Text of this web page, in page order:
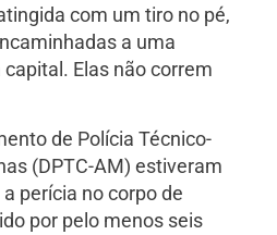
com um tiro no pé,
a uma
Elas não correm
de Polícia Técnico-
(DPTC-AM) estiveram
perícia no corpo de
por pelo menos seis